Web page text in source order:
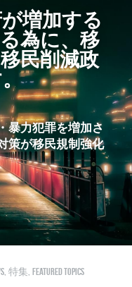
増加する
為に、移
民削減政
暴力犯罪を増加さ
策が移民規制強化
特集, Featured Topics